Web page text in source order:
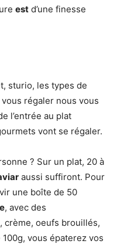
est d’une finesse
sturio, les types de
vous régaler nous vous
l’entrée au plat
vont se régaler.
? Sur un plat, 20 à
aussi suffiront. Pour
une boîte de 50
, avec des
crème, oeufs brouillés,
vous épaterez vos